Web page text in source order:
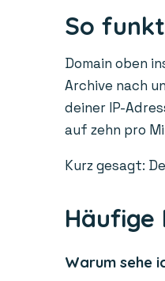
So
Domain oben
Archive nach
deiner IP-
auf zehn pro
Kurz gesagt:
Häufige
Warum sehe